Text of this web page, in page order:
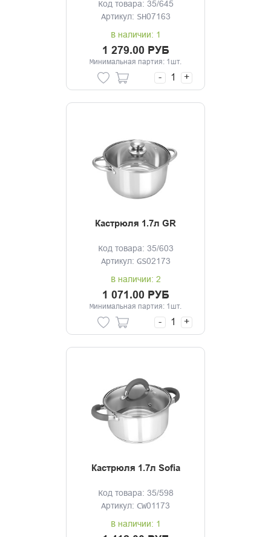
Код товара: 35/645
Артикул: SH07163
В наличии: 1
1 279.00 РУБ
Минимальная партия: 1шт.
- +
Кастрюля 1.7л GR
Код товара: 35/603
Артикул: GS02173
В наличии: 2
1 071.00 РУБ
Минимальная партия: 1шт.
- +
Кастрюля 1.7л Sofia
Код товара: 35/598
Артикул: CW01173
В наличии: 1